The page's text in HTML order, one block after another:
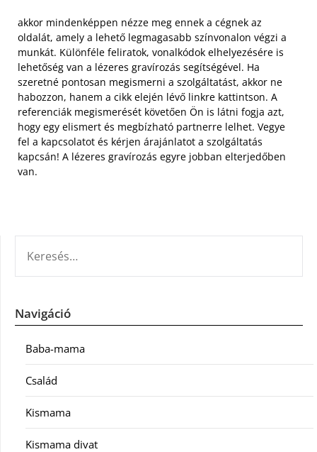
akkor mindenképpen nézze meg ennek a cégnek az
oldalát, amely a lehető legmagasabb színvonalon végzi a
munkát. Különféle feliratok, vonalkódok elhelyezésére is
lehetőség van a lézeres gravírozás segítségével. Ha
szeretné pontosan megismerni a szolgáltatást, akkor ne
habozzon, hanem a cikk elején lévő linkre kattintson. A
referenciák megismerését követően Ön is látni fogja azt,
hogy egy elismert és megbízható partnerre lelhet. Vegye
fel a kapcsolatot és kérjen árajánlatot a szolgáltatás
kapcsán! A lézeres gravírozás egyre jobban elterjedőben
van.
Navigáció
Baba-mama
Család
Kismama
Kismama divat